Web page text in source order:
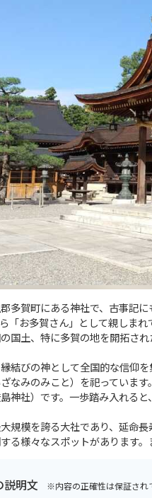
多賀町にある神社で、古事記
「お多賀さん」として親しま
国土、特に多賀の地を開拓され
結びの神として全国的な信仰
なみのみこと）を祀っていま
神社）です。一歩踏み入れると
規模を誇る大社であり、延命
る様々なスポットがあります
説明文 ※内容の正確性は保証され